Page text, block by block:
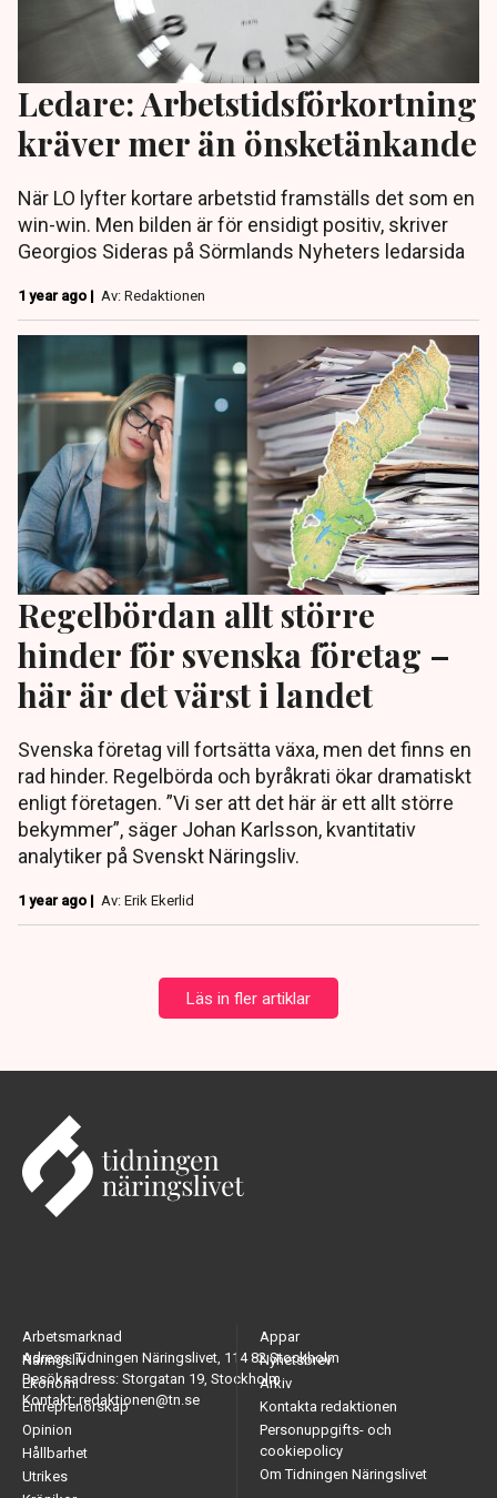
Ledare: Arbetstidsförkortning
kräver mer än önsketänkande
När LO lyfter kortare arbetstid framställs det som en
win-win. Men bilden är för ensidigt positiv, skriver
Georgios Sideras på Sörmlands Nyheters ledarsida
1 year ago | Av: Redaktionen
Regelbördan allt större
hinder för svenska företag –
här är det värst i landet
Svenska företag vill fortsätta växa, men det finns en
rad hinder. Regelbörda och byråkrati ökar dramatiskt
enligt företagen. ”Vi ser att det här är ett allt större
bekymmer”, säger Johan Karlsson, kvantitativ
analytiker på Svenskt Näringsliv.
1 year ago | Av: Erik Ekerlid
Läs in fler artiklar
Adress: Tidningen Näringslivet, 114 82 Stockholm
Besöksadress: Storgatan 19, Stockholm
Kontakt: redaktionen@tn.se
Arbetsmarknad
Näringsliv
Ekonomi
Entreprenörskap
Opinion
Hållbarhet
Utrikes
Appar
Nyhetsbrev
Arkiv
Kontakta redaktionen
Personuppgifts- och
cookiepolicy
Om Tidningen Näringslivet